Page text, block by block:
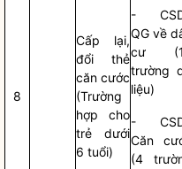
8
Cấp lại,
đổi thẻ
căn cước
(Trường
hợp cho
trẻ dưới
6 tuổi)
-
QG về
cư
trường
liệu)
-
Căn
(4